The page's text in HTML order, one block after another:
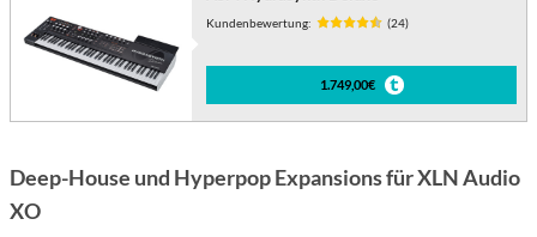
Kundenbewertung: (24)
1.749,00€
Deep-House und Hyperpop Expansions für XLN Audio
XO